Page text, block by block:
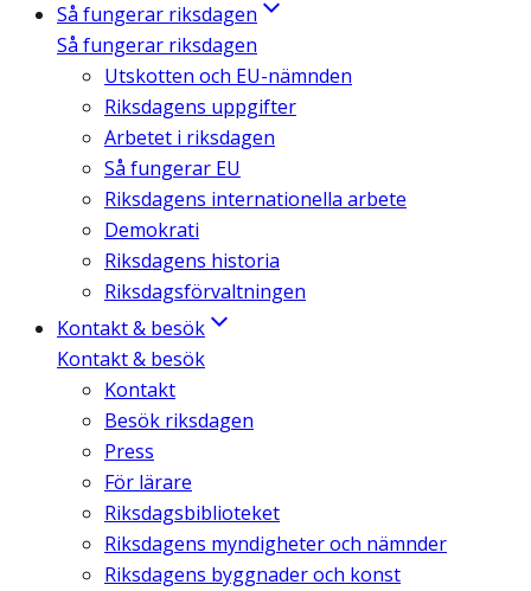
Så fungerar riksdagen
Så fungerar riksdagen
Utskotten och EU-nämnden
Riksdagens uppgifter
Arbetet i riksdagen
Så fungerar EU
Riksdagens internationella arbete
Demokrati
Riksdagens historia
Riksdagsförvaltningen
Kontakt & besök
Kontakt & besök
Kontakt
Besök riksdagen
Press
För lärare
Riksdagsbiblioteket
Riksdagens myndigheter och nämnder
Riksdagens byggnader och konst